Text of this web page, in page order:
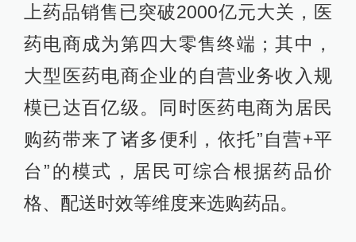
上药品销售已突破2000亿元大关，医
药电商成为第四大零售终端；其中，
大型医药电商企业的自营业务收入规
模已达百亿级。同时医药电商为居民
购药带来了诸多便利，依托”自营+平
台”的模式，居民可综合根据药品价
格、配送时效等维度来选购药品。